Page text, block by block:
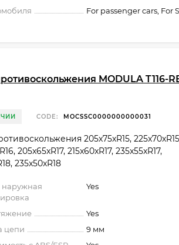
For passenger cars, For
MODULA T116-
CODE: MOCSSC0000000000031
205x75xR15,
205x65xR17, 215x60xR17, 235x55xR17,
235x50xR18
наружная
Yes
Yes
цепи
9 мм